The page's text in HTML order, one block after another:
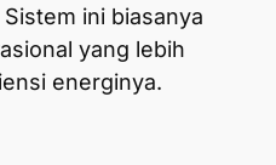
Sistem ini biasanya
yang lebih
energinya.